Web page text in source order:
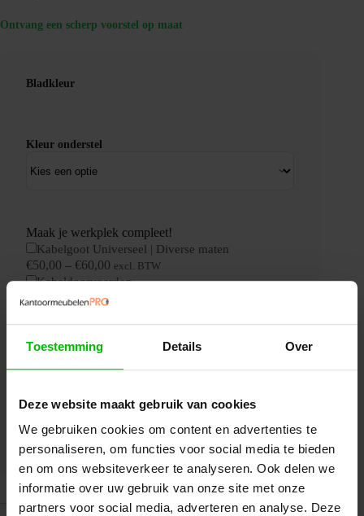
Toestemming Details Over
Deze website maakt gebruik van cookies
We gebruiken cookies om content en advertenties te
personaliseren, om functies voor social media te bieden
en om ons websiteverkeer te analyseren. Ook delen we
informatie over uw gebruik van onze site met onze
partners voor social media, adverteren en analyse. Deze
Ontvang een scherp voorstel op maat
Bladkleur
Kleur onderstel
Maak je werkplek compleet!
Kabelgoot Universeel | Diverse maten
€50,00 – €60,00 excl. BTW
Kabeldoorvoerdop
€19,00–€25,00
Elektrisch
Bureau
Premium
160x80cm
NEN-
EN527
aantal
In mijn winkelwagen